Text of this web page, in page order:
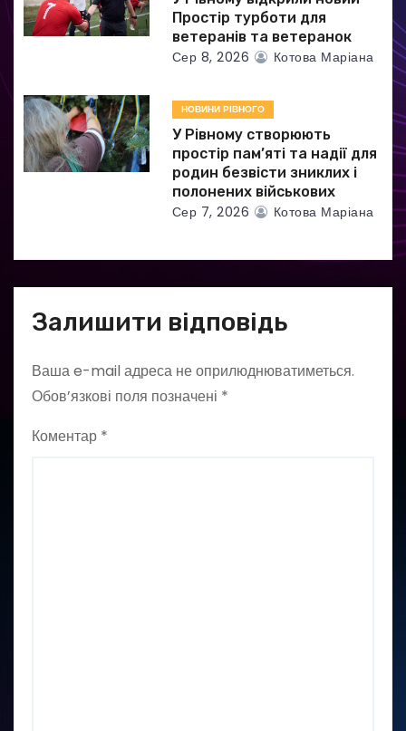
Простір турботи для
ветеранів та ветеранок
Сер 8, 2026 Котова Маріана
НОВИНИ РІВНОГО
У Рівному створюють
простір пам’яті та надії для
родин безвісти зниклих і
полонених військових
Сер 7, 2026 Котова Маріана
Залишити відповідь
Ваша e-mail адреса не оприлюднюватиметься.
Обов’язкові поля позначені *
Коментар *